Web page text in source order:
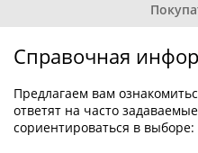
Справочная
Предлагаем вам
ответят на часто
сориентироваться в выборе: